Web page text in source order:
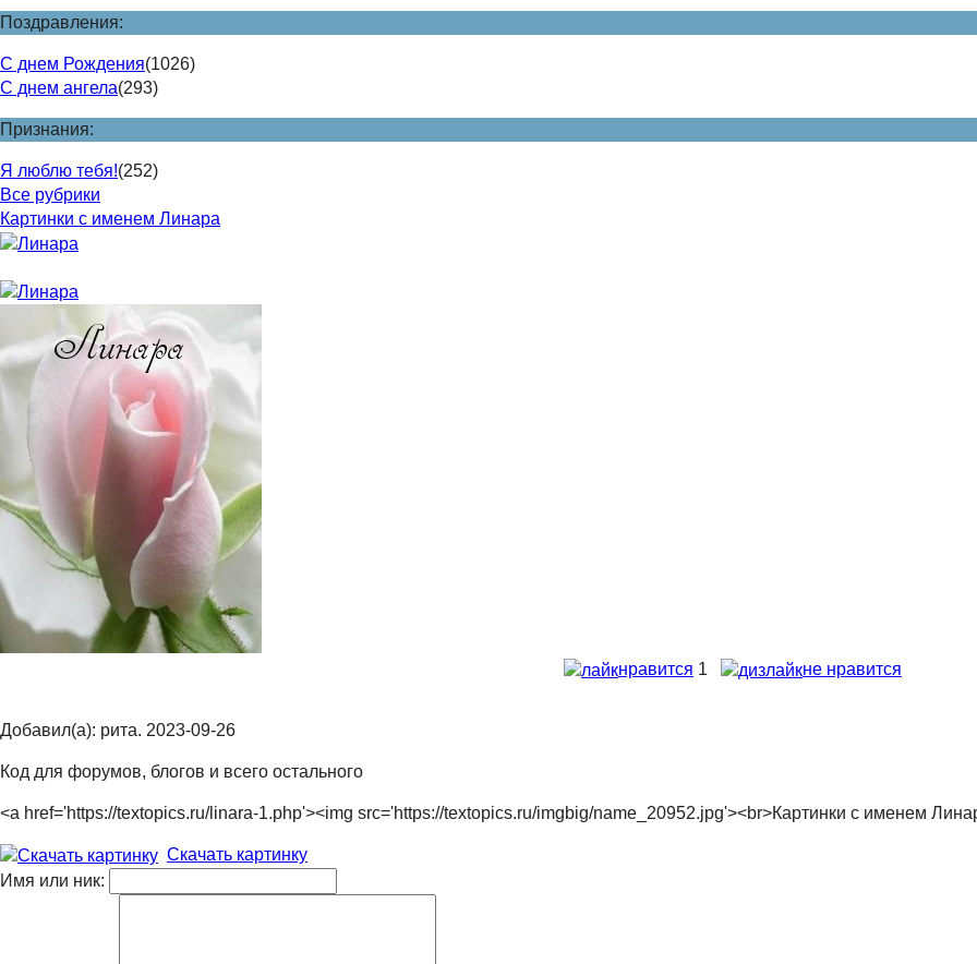
Поздравления:
С днем Рождения(1026)
С днем ангела(293)
Признания:
Я люблю тебя!(252)
Все рубрики
Картинки с именем Линара
нравится 1 не нравится
Добавил(а): рита. 2023-09-26
Код для форумов, блогов и всего остального
<a href='https://textopics.ru/linara-1.php'><img src='https://textopics.ru/imgbig/name_20952.jpg'><br>Картинки с именем
Скачать картинку
Имя или ник: